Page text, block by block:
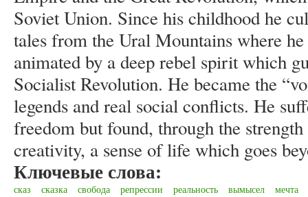
Soviet Union. Since his childhood he
tales from the Ural Mountains where
animated by a deep rebel spirit which
Socialist Revolution. He became the
legends and real social conflicts. He
freedom but found, through the
creativity, a sense of life which goes
Ключевые слова:
сказ сказка свобода репрессии реальность вымысел мечта